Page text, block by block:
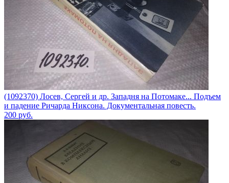
(1092370) Лосев, Сергей и др. Западня на Потомаке... Подъем
и падение Ричарда Никсона. Документальная повесть.
200 руб.